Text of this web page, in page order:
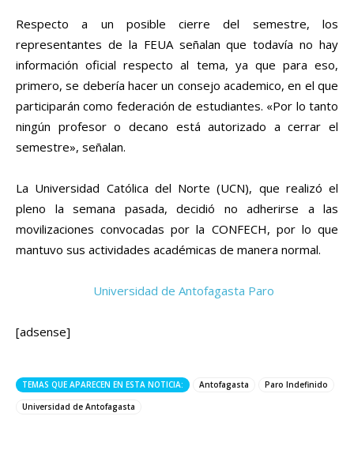
Respecto a un posible cierre del semestre, los
representantes de la FEUA señalan que todavía no hay
información oficial respecto al tema, ya que para eso,
primero, se debería hacer un consejo academico, en el que
participarán como federación de estudiantes. «Por lo tanto
ningún profesor o decano está autorizado a cerrar el
semestre», señalan.
La Universidad Católica del Norte (UCN), que realizó el
pleno la semana pasada, decidió no adherirse a las
movilizaciones convocadas por la CONFECH, por lo que
mantuvo sus actividades académicas de manera normal.
[adsense]
TEMAS QUE APARECEN EN ESTA NOTICIA: Antofagasta
Paro Indefinido
Universidad de Antofagasta